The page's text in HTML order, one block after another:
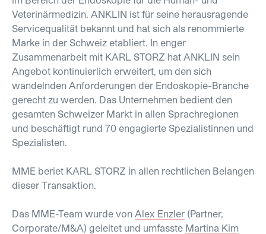
Veterinärmedizin. ANKLIN ist für seine herausragende
Servicequalität bekannt und hat sich als renommierte
Marke in der Schweiz etabliert. In enger
Zusammenarbeit mit KARL STORZ hat ANKLIN sein
Angebot kontinuierlich erweitert, um den sich
wandelnden Anforderungen der Endoskopie-Branche
gerecht zu werden. Das Unternehmen bedient den
gesamten Schweizer Markt in allen Sprachregionen
und beschäftigt rund 70 engagierte Spezialistinnen und
Spezialisten.
MME beriet KARL STORZ in allen rechtlichen Belangen
dieser Transaktion.
Das MME-Team wurde von Alex Enzler (Partner,
Corporate/M&A) geleitet und umfasste Martina Kim